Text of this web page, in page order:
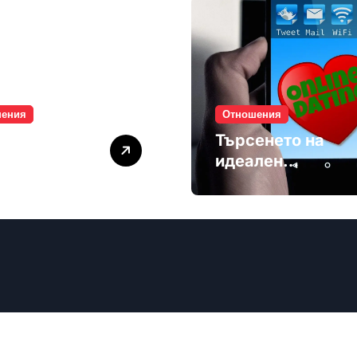
Отношения
Търсенето на
идеален
партньор е